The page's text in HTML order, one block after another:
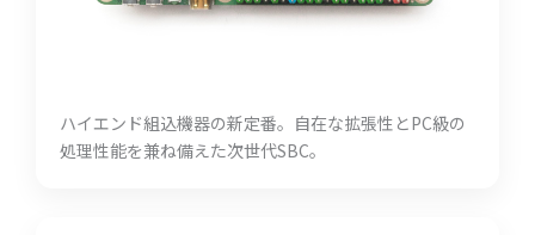
ハイエンド組込機器の新定番。自在な拡張性とPC級の
処理性能を兼ね備えた次世代SBC。